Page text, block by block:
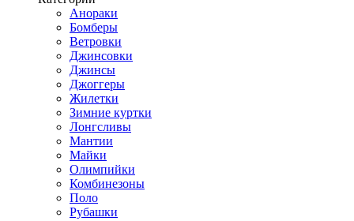
Анораки
Бомберы
Ветровки
Джинсовки
Джинсы
Джоггеры
Жилетки
Зимние куртки
Лонгсливы
Мантии
Майки
Олимпийки
Комбинезоны
Поло
Рубашки